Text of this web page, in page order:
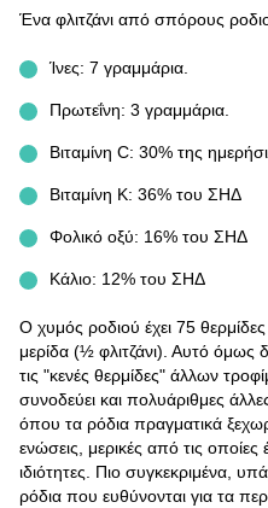
Ένα φλιτζάνι από σπόρους
Ίνες: 7 γραμμάρια.
Πρωτεΐνη: 3 γραμμάρια.
Βιταμίνη C: 30% της
Βιταμίνη Κ: 36% του ΣΗΔ
Φολικό οξύ: 16% του ΣΗΔ
Κάλιο: 12% του ΣΗΔ
Ο χυμός ροδιού έχει 75
μερίδα (½ φλιτζάνι). Αυτό όμως
τις "κενές θερμίδες" άλλων
συνοδεύει και πολυάριθμες
όπου τα ρόδια πραγματικά
ενώσεις, μερικές από τις
ιδιότητες. Πιο συγκεκριμένα,
ρόδια που ευθύνονται για τα